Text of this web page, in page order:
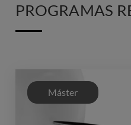
PROGRAMAS
Máster